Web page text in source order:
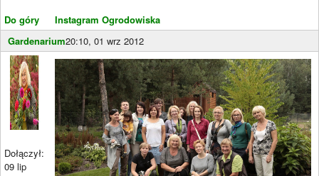
Do góry
Instagram Ogrodowiska
Gardenarium20:10, 01 wrz 2012
Dołączył:
09 lip